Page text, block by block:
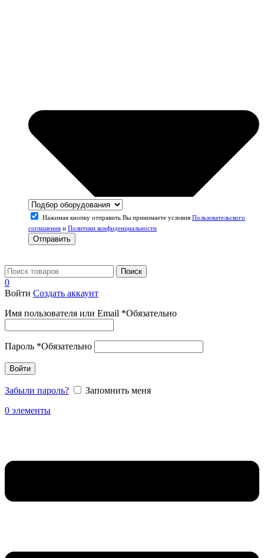
Нажимая кнопку отправить Вы принимаете условия Пользовательского
соглашения и Политики конфиденциальности
Отправить
Поиск
0
Войти Создать аккаунт
Имя пользователя или Email *Обязательно
Пароль *Обязательно
Войти
Забыли пароль?
Запомнить меня
0 элементы